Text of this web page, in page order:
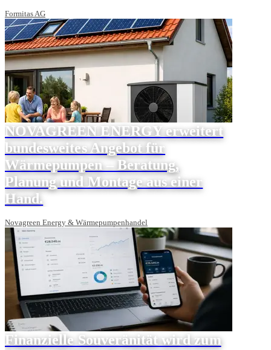
Formitas AG
NOVAGREEN ENERGY erweitert
bundesweites Angebot für
Wärmepumpen – Beratung,
Planung und Montage aus einer
Hand.
Novagreen Energy & Wärmepumpenhandel
Finanzielle Souveränität wird zum